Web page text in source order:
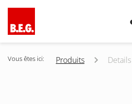
Vous êtes ici: Produits Details